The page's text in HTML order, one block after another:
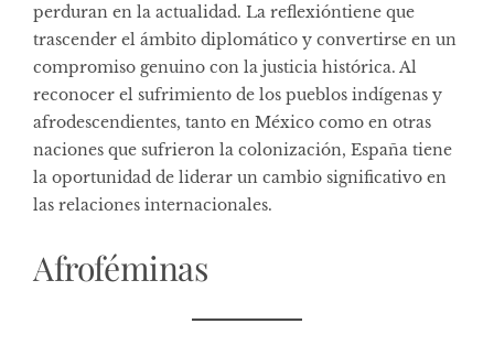
perduran en la actualidad. La reflexióntiene que
trascender el ámbito diplomático y convertirse en un
compromiso genuino con la justicia histórica. Al
reconocer el sufrimiento de los pueblos indígenas y
afrodescendientes, tanto en México como en otras
naciones que sufrieron la colonización, España tiene
la oportunidad de liderar un cambio significativo en
las relaciones internacionales.
Afroféminas